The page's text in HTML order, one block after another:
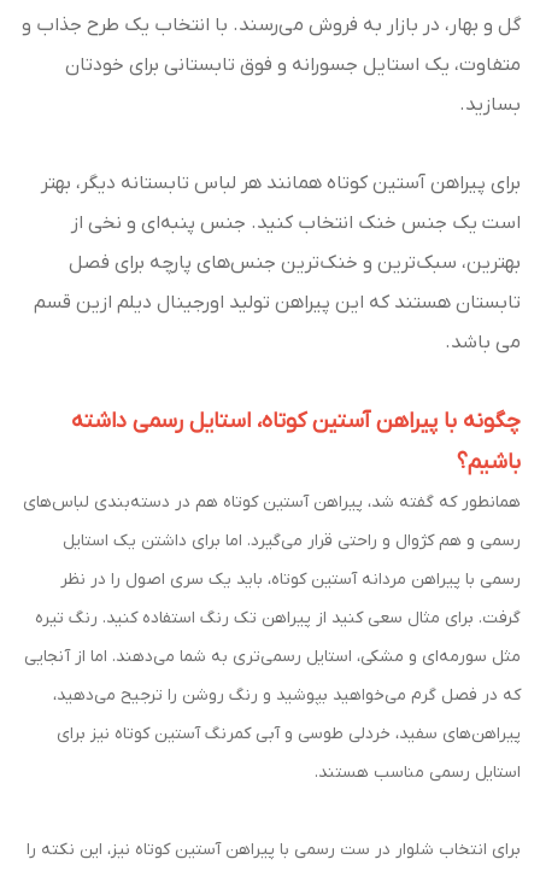
گل و بهار، در بازار به فروش می‌رسند. با انتخاب یک طرح جذاب و
متفاوت، یک استایل جسورانه و فوق تابستانی برای خودتان
بسازید.
برای پیراهن آستین کوتاه همانند هر لباس تابستانه دیگر، بهتر
است یک جنس خنک انتخاب کنید. جنس پنبه‌ای و نخی از
بهترین، سبک‌ترین و خنک‌ترین جنس‌های پارچه برای فصل
تابستان هستند که این پیراهن تولید اورجینال دیلم ازین قسم
می باشد.
چگونه با پیراهن آستین کوتاه، استایل رسمی داشته
باشیم؟
همانطور که گفته شد، پیراهن آستین کوتاه هم در دسته‌بندی لباس‌های
رسمی و هم کژوال و راحتی قرار می‌گیرد. اما برای داشتن یک استایل
رسمی با پیراهن مردانه آستین کوتاه، باید یک سری اصول را در نظر
گرفت. برای مثال سعی کنید از پیراهن تک رنگ استفاده کنید. رنگ تیره
مثل سورمه‌ای و مشکی، استایل رسمی‌تری به شما می‌دهند. اما از آنجایی
که در فصل گرم می‌خواهید بپوشید و رنگ روشن را ترجیح می‌دهید،
پیراهن‌های سفید، خردلی طوسی و آبی کمرنگ آستین کوتاه نیز برای
استایل رسمی مناسب هستند.
برای انتخاب شلوار در ست رسمی با پیراهن آستین کوتاه نیز، این نکته را